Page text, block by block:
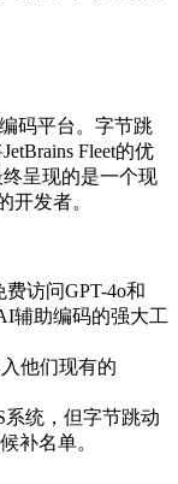
码平台。字节跳
Fleet的优
呈现的是一个现
开发者。
访问GPT-4o和
辅助编码的强大工
他们现有的
系统，但字节跳动
补名单。